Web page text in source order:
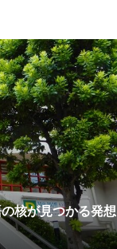
核が見つかる発想